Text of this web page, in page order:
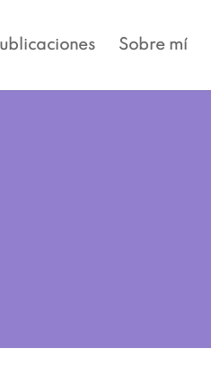
Sobre mí